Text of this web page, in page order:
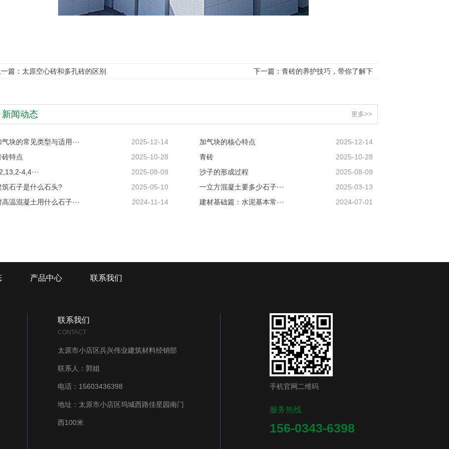
篇： 太原空心砖和多孔砖的区别 下一篇： 青砖的养护技巧，带你了解下
新闻动态 更多>>
气块的常见类型与适用··· 2025-12-14 加气块的核心特点
2025-12-14
砖特点
2025-10-28 青砖
2025-10-28
4,4···
2025-08-09 沙子的形成过程
2025-08-09
筑石子是什么石头?
2025-05-10 一立方混凝土要多少石子···
2025-03-13
高温混凝土用什么石子···
2024-11-14 建材基础篇：水泥基本常··· 2024-07-01
产品中心 联系我们
联系我们
CONTACT
太原市小店区兵兴伟业建筑材料经销部
联系人：郭姐
电话：15603436398
地址：太原市小店区坞城西路佳星园南门
西100米
手机官网二维码
服务热线
156-0343-6398